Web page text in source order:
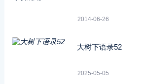
2014-06-26
大树下语录52
2025-05-05